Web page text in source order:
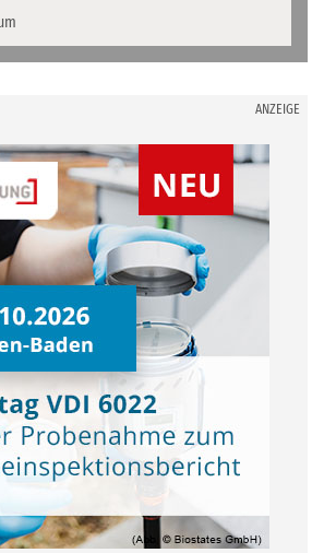
ANZEIGE